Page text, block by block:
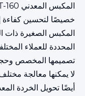
خصيصًا لتحسين كفاءة
المحددة للعملاء
تصميمها المخصص
لا يمكنها معالجة
أيضًا تحويل الخردة